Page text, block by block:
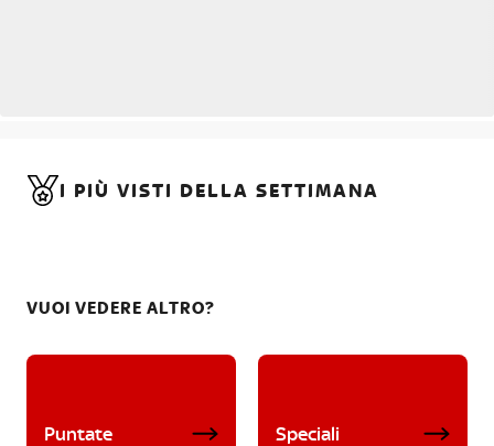
I PIÙ VISTI DELLA SETTIMANA
VUOI VEDERE ALTRO?
Puntate Speciali